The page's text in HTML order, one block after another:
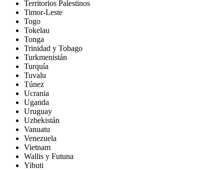
Territorios Palestinos
Timor-Leste
Togo
Tokelau
Tonga
Trinidad y Tobago
Turkmenistán
Turquía
Tuvalu
Túnez
Ucrania
Uganda
Uruguay
Uzbekistán
Vanuatu
Venezuela
Vietnam
Wallis y Futuna
Yibuti